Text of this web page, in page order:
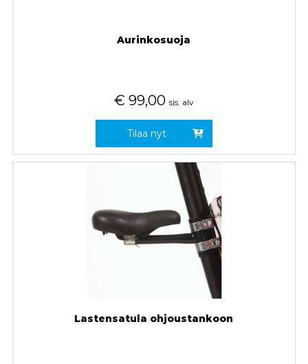
Aurinkosuoja
€ 99,00 sis. alv
Tilaa nyt
Lastensatula ohjoustankoon